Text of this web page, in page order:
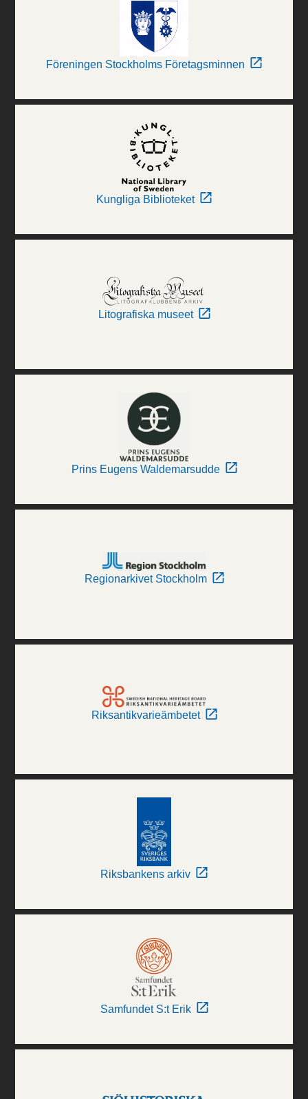
Föreningen Stockholms Företagsminnen
Kungliga Biblioteket
Litografiska museet
Prins Eugens Waldemarsudde
Regionarkivet Stockholm
Riksantikvarieämbetet
Riksbankens arkiv
Samfundet S:t Erik